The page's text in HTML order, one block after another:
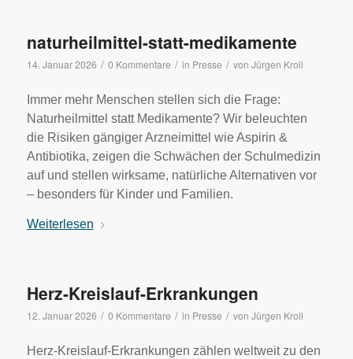
naturheilmittel-statt-medikamente
14. Januar 2026 / 0 Kommentare / in Presse / von Jürgen Kroll
Immer mehr Menschen stellen sich die Frage:
Naturheilmittel statt Medikamente? Wir beleuchten
die Risiken gängiger Arzneimittel wie Aspirin &
Antibiotika, zeigen die Schwächen der Schulmedizin
auf und stellen wirksame, natürliche Alternativen vor
– besonders für Kinder und Familien.
Weiterlesen
Herz-Kreislauf-Erkrankungen
12. Januar 2026 / 0 Kommentare / in Presse / von Jürgen Kroll
Herz-Kreislauf-Erkrankungen zählen weltweit zu den